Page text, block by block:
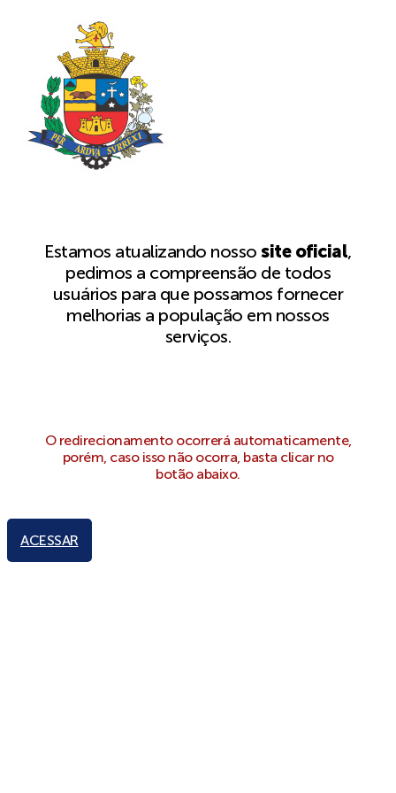
Estamos atualizando nossosite oficial,
pedimos a compreensão de todos
usuários para que possamos fornecer
melhorias a população em nossos
serviços.
O redirecionamento ocorrerá automaticamente,
porém, caso isso não ocorra, basta clicar no
botão abaixo.
ACESSAR